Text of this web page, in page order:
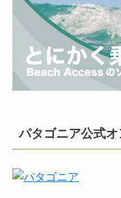
パタゴニア公式